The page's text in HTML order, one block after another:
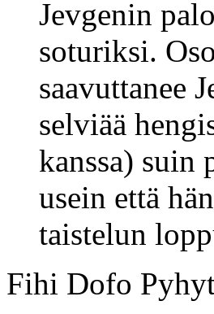
Jevgenin
soturiksi.
saavuttanee
selviää
kanssa)
usein että
taistelun
Fihi Dofo